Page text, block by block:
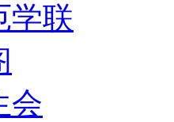
学联
会